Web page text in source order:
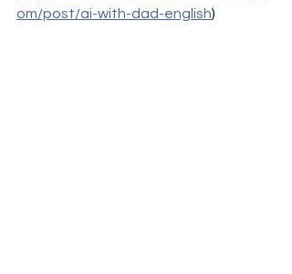
om/post/ai-with-dad-english)